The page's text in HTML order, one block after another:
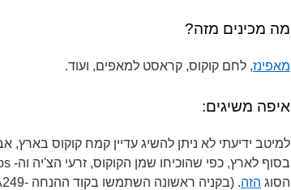
מה מכינים מזה?
מאפינז, לחם קוקוס, קראסט למאפים, ועוד.
איפה משיגים:
למיטב ידיעתי לא ניתן להשיג עדיין קמח קוקוס בארץ,
בסוף לארץ, כפי שהוכיחו שמן הקוקוס, זרעי הצ'יה וה- cacao nibs. בינתיים אני מזמינה מ-
הסוג הזה. (בקניה ראשונה השתמשו בקוד ההנחה -AGA249).